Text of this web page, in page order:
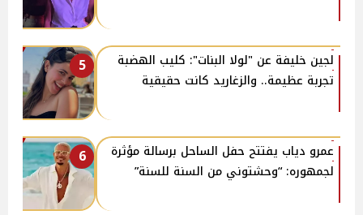
5
لجين خليفة عن "لولا البنات": كليب الهضبة
تجربة عظيمة.. والزغاريد كانت حقيقية
6
عمرو دياب يفتتح حفل الساحل برسالة مؤثرة
لجمهوره: “وحشتوني من السنة للسنة”